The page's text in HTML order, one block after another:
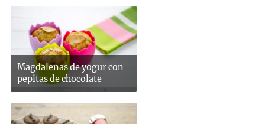
Magdalenas de yogur con
pepitas de chocolate